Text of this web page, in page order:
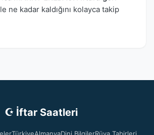
ne kadar kaldığını kolayca takip
☪ İftar Saatleri
TürkiyeAlmanyaDini BilgilerRüya Tabirleri